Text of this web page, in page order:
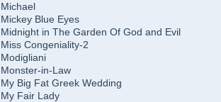
Michael
Mickey Blue Eyes
Midnight in The Garden Of God and Evil
Miss Congeniality-2
Modigliani
Monster-in-Law
My Big Fat Greek Wedding
My Fair Lady